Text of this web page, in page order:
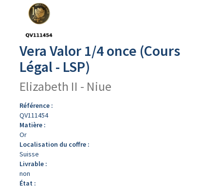
produit
Vera Valor 1/4 once (Cours
Légal - LSP)
Elizabeth II - Niue
Référence :
QV111454
Matière :
Or
Localisation du coffre :
Suisse
Livrable :
non
État :